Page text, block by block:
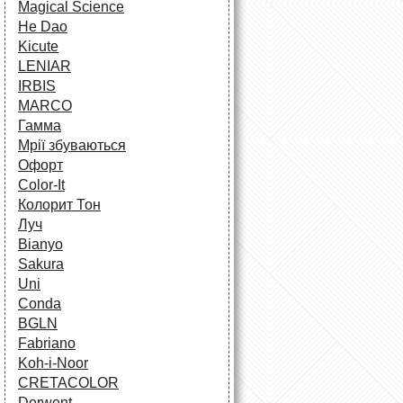
Magical Science
He Dao
Kicute
LENIAR
IRBIS
MARCO
Гамма
Мрії збуваються
Офорт
Сolor-It
Колорит Тон
Луч
Bianyo
Sakura
Uni
Conda
BGLN
Fabriano
Koh-i-Noor
CRETACOLOR